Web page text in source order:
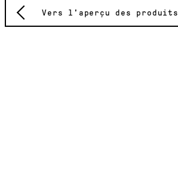
Vers l'aperçu des produits